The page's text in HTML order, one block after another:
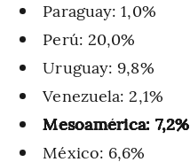
Paraguay: 1,0%
Perú: 20,0%
Uruguay: 9,8%
Venezuela: 2,1%
Mesoamérica: 7,2%
México: 6,6%